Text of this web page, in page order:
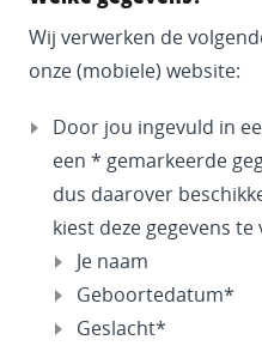
Wij verwerken de
onze (mobiele) website:
Door jou ingevuld in
een * gemarkeerde
dus daarover
kiest deze gegevens
Je naam
Geboortedatum*
Geslacht*